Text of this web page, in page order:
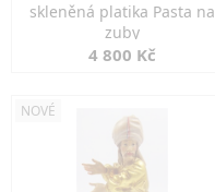
skleněná platika Pasta na
zuby
4 800 Kč
NOVÉ